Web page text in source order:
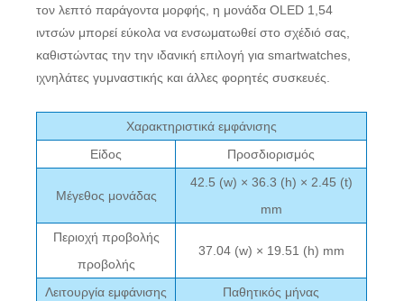
τον λεπτό παράγοντα μορφής, η μονάδα OLED 1,54
ιντσών μπορεί εύκολα να ενσωματωθεί στο σχέδιό σας,
καθιστώντας την την ιδανική επιλογή για smartwatches,
ιχνηλάτες γυμναστικής και άλλες φορητές συσκευές.
Χαρακτηριστικά εμφάνισης
Είδος
Προσδιορισμός
Μέγεθος μονάδας
42.5 (w) × 36.3 (h) × 2.45 (t)
mm
Περιοχή προβολής
προβολής
37.04 (w) × 19.51 (h) mm
Λειτουργία εμφάνισης
Παθητικός μήνας